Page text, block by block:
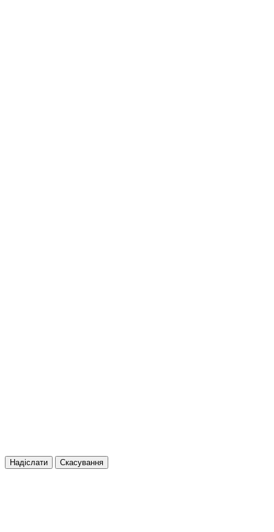
Надіслати Скасування